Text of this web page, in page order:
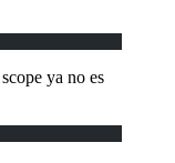
ya no es